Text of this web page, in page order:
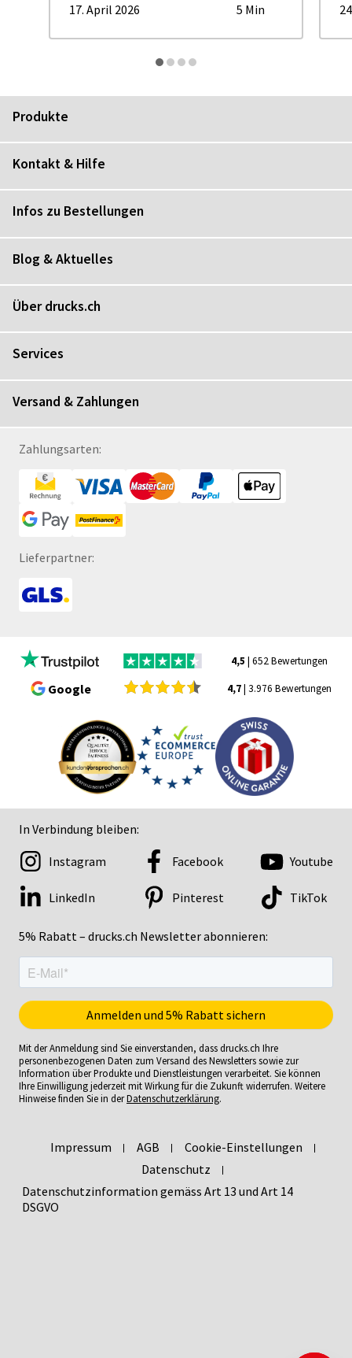
17. April 2026
5 Min
Produkte
Kontakt & Hilfe
Infos zu Bestellungen
Blog & Aktuelles
Über drucks.ch
Services
Versand & Zahlungen
Zahlungsarten:
Lieferpartner:
4,5 | 652 Bewertungen
Google 4,7| 3.976 Bewertungen
In Verbindung bleiben:
5% Rabatt – drucks.ch Newsletter abonnieren:
Instagram Facebook Youtube
LinkedIn Pinterest TikTok
Mit der Anmeldung sind Sie einverstanden, dass drucks.ch Ihre
personenbezogenen Daten zum Versand des Newsletters sowie zur
Information über Produkte und Dienstleistungen verarbeitet. Sie können
Ihre Einwilligung jederzeit mit Wirkung für die Zukunft widerrufen. Weitere
Hinweise finden Sie in derDatenschutzerklärung.
Impressum AGB
Cookie-Einstellungen
Datenschutz
Datenschutzinformation gemäss Art 13 und Art 14
DSGVO